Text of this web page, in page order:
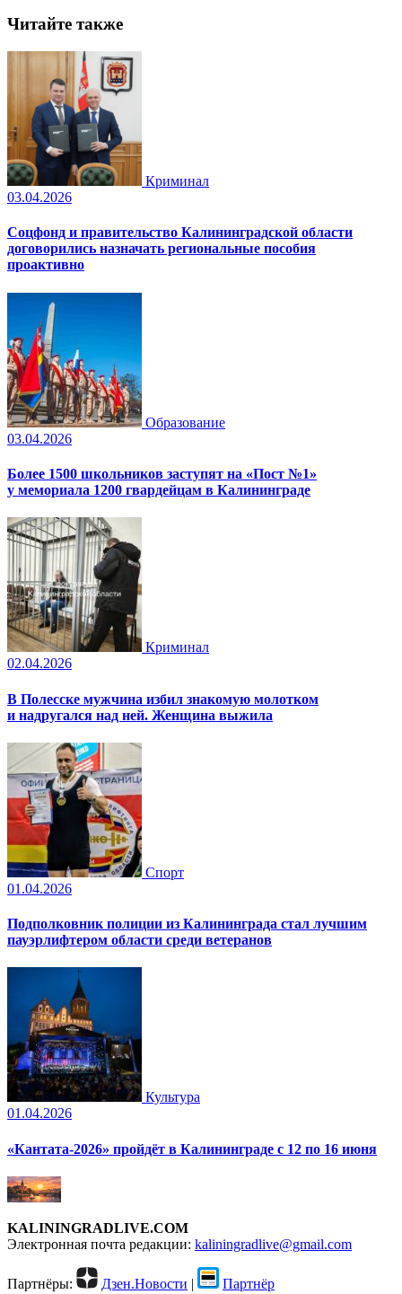
Читайте также
Криминал
03.04.2026
Соцфонд и правительство Калининградской области
договорились назначать региональные пособия
проактивно
Образование
03.04.2026
Более 1500 школьников заступят на «Пост №1»
у мемориала 1200 гвардейцам в Калининграде
Криминал
02.04.2026
В Полесске мужчина избил знакомую молотком
и надругался над ней. Женщина выжила
Спорт
01.04.2026
Подполковник полиции из Калининграда стал лучшим
пауэрлифтером области среди ветеранов
Культура
01.04.2026
«Кантата-2026» пройдёт в Калининграде с 12 по 16 июня
KALININGRADLIVE.COM
Электронная почта редакции: kaliningradlive@gmail.com
Партнёры: Дзен.Новости |
Партнёр